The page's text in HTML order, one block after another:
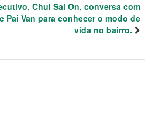
Chui Sai On, conversa com
Pai Van para conhecer o modo de
vida no bairro.